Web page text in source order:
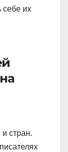
себе их
стран.